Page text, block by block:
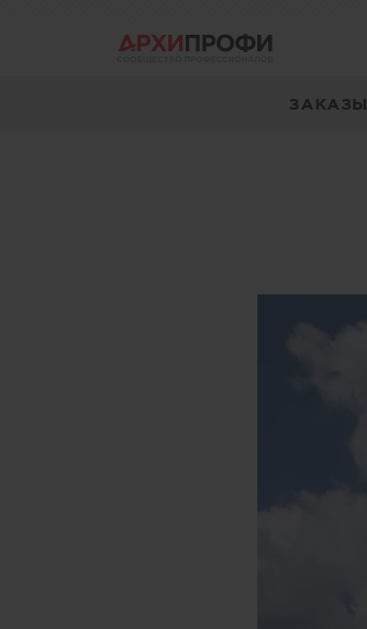
ЗАКАЗЫ